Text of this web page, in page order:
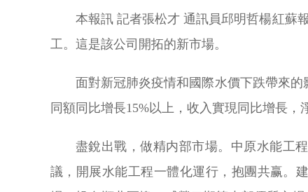
本報訊 記者張松才 通訊員邱明哲楊紅蘇
工。這是該公司開拓的新市場。
面對新冠肺炎疫情和國際水價下跌帶來
同額同比增長15%以上，收入實現同比增長，
盡銳出戰，做精内部市場。中原水能工
議，開展水能工程一體化運行，抱團共赢。